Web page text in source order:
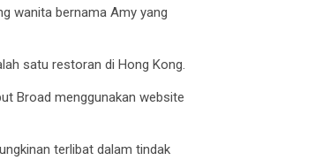
wanita bernama Amy yang
satu restoran di Hong Kong.
Broad menggunakan website
terlibat dalam tindak